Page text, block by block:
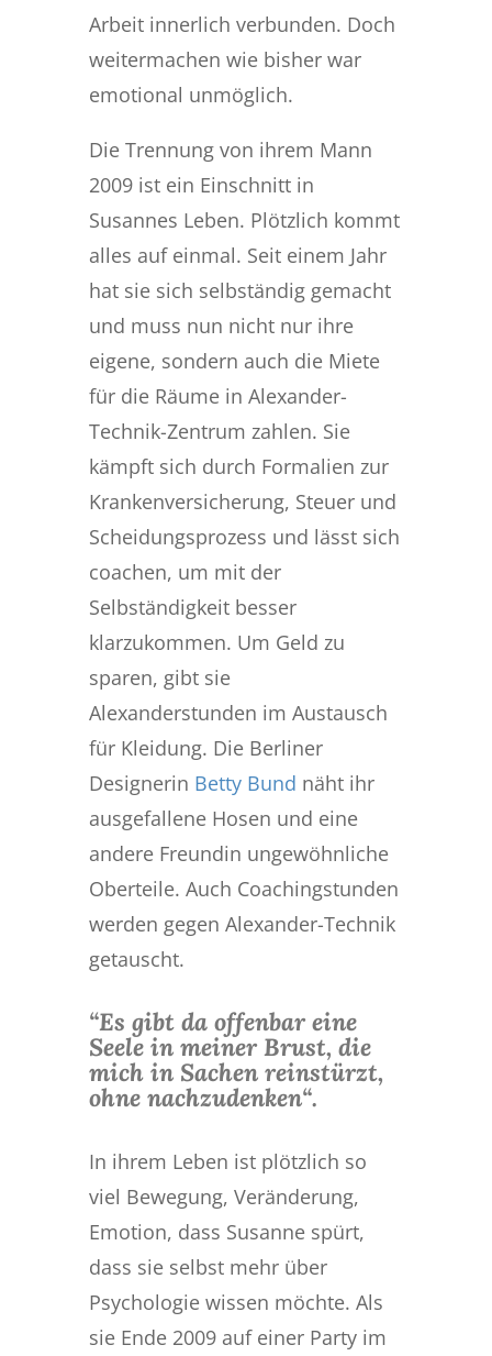
Arbeit innerlich verbunden. Doch
weitermachen wie bisher war
emotional unmöglich.
Die Trennung von ihrem Mann
2009 ist ein Einschnitt in
Susannes Leben. Plötzlich kommt
alles auf einmal. Seit einem Jahr
hat sie sich selbständig gemacht
und muss nun nicht nur ihre
eigene, sondern auch die Miete
für die Räume in Alexander-
Technik-Zentrum zahlen. Sie
kämpft sich durch Formalien zur
Krankenversicherung, Steuer und
Scheidungsprozess und lässt sich
coachen, um mit der
Selbständigkeit besser
klarzukommen. Um Geld zu
sparen, gibt sie
Alexanderstunden im Austausch
für Kleidung. Die Berliner
Designerin Betty Bund näht ihr
ausgefallene Hosen und eine
andere Freundin ungewöhnliche
Oberteile. Auch Coachingstunden
werden gegen Alexander-Technik
getauscht.
“Es gibt da offenbar eine
Seele in meiner Brust, die
mich in Sachen reinstürzt,
ohne nachzudenken“.
In ihrem Leben ist plötzlich so
viel Bewegung, Veränderung,
Emotion, dass Susanne spürt,
dass sie selbst mehr über
Psychologie wissen möchte. Als
sie Ende 2009 auf einer Party im